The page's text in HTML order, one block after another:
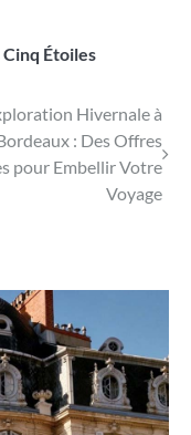
Étoiles
Hivernale à
: Des Offres
pour Embellir Votre
Voyage